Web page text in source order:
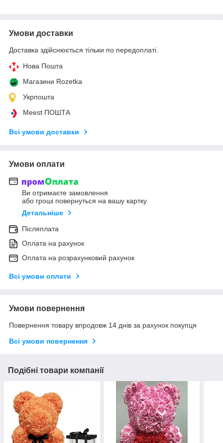
Умови доставки
Доставка здійснюється тільки по передоплаті.
Нова Пошта
Магазини Rozetka
Укрпошта
Meest ПОШТА
Всі умови доставки
Умови оплати
Ви отримаєте замовлення
або гроші повернуться на вашу картку
Детальніше
Післяплата
Оплата на рахунок
Оплата на розрахунковий рахунок
Всі умови оплати
Умови повернення
Повернення товару впродовж 14 днів за рахунок покупця
Всі умови повернення
Подібні товари компанії